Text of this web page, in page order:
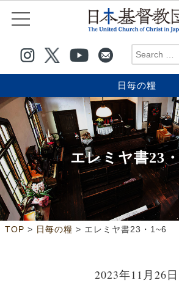
日毎の糧
エレミヤ書23
TOP > 日毎の糧 > エレミヤ書23・1~6
2023年11月26日